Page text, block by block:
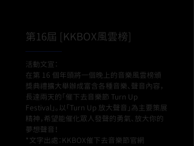
第16屆 [KKBOX風雲榜]
活動文宣：
在第 16 個年頭將一個晚上的音樂風雲榜頒
獎典禮擴大舉辦成富含各種音樂、聲音內容，
長達兩天的「催下去音樂節 Turn Up
Festival」。以「Turn Up 放大聲音」為主要策展
精神，希望能催化眾人發聲的勇氣、放大你的
夢想聲音！
*文字出處：KKBOX催下去音樂節官網